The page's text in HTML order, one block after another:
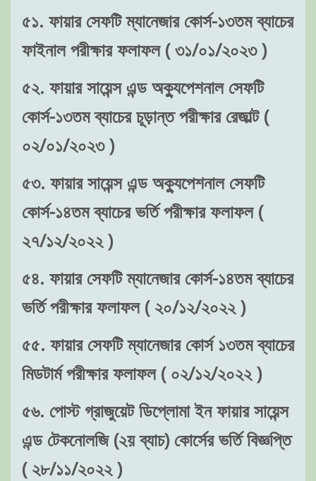
৫১. ফায়ার সেফটি ম্যানেজার কোর্স-১৩তম ব্যাচের
ফাইনাল পরীক্ষার ফলাফল ( ৩১/০১/২০২৩ )
৫২. ফায়ার সায়েন্স এন্ড অক্যুপেশনাল সেফটি
কোর্স-১৩তম ব্যাচের চূড়ান্ত পরীক্ষার রেজাল্ট (
০২/০১/২০২৩ )
৫৩. ফায়ার সায়েন্স এন্ড অক্যুপেশনাল সেফটি
কোর্স-১৪তম ব্যাচের ভর্তি পরীক্ষার ফলাফল (
২৭/১২/২০২২ )
৫৪. ফায়ার সেফটি ম্যানেজার কোর্স-১৪তম ব্যাচের
ভর্তি পরীক্ষার ফলাফল ( ২০/১২/২০২২ )
৫৫. ফায়ার সেফটি ম্যানেজার কোর্স ১৩তম ব্যাচের
মিডটার্ম পরীক্ষার ফলাফল ( ০২/১২/২০২২ )
৫৬. পোস্ট গ্রাজুয়েট ডিপ্লোমা ইন ফায়ার সায়েন্স
এন্ড টেকনোলজি (২য় ব্যাচ) কোর্সের ভর্তি বিজ্ঞপ্তি
( ২৮/১১/২০২২ )